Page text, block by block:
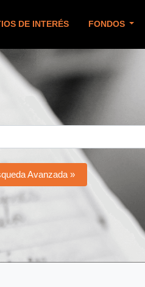
DE INTERÉS FONDOS
Avanzada »